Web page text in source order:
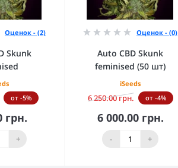
Оценок - (2)
Skunk
от -5%
грн.
+
Оценок - (0)
Auto CBD Skunk
feminised (50 шт)
iSeeds
6 250.00 грн. от -4%
6 000.00 грн.
- +
В корзину